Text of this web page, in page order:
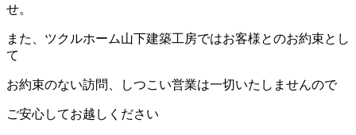
せ。
また、ツクルホーム山下建築工房ではお客様とのお約束とし
て
お約束のない訪問、しつこい営業は一切いたしませんので
ご安心してお越しください